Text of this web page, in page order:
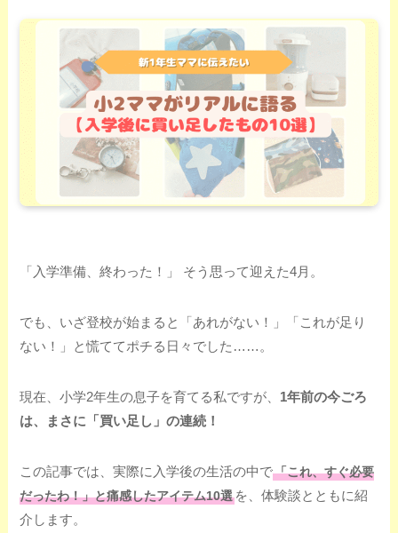
「入学準備、終わった！」 そう思って迎えた4月。
でも、いざ登校が始まると「あれがない！」「これが足り
ない！」と慌ててポチる日々でした……。
現在、小学2年生の息子を育てる私ですが、 1年前の今ごろ
は、まさに「買い足し」の連続！
この記事では、実際に入学後の生活の中で「これ、すぐ必要
だったわ！」と痛感したアイテム10選 を、体験談とともに紹
介します。